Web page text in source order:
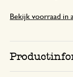
Bekijk voorraad in